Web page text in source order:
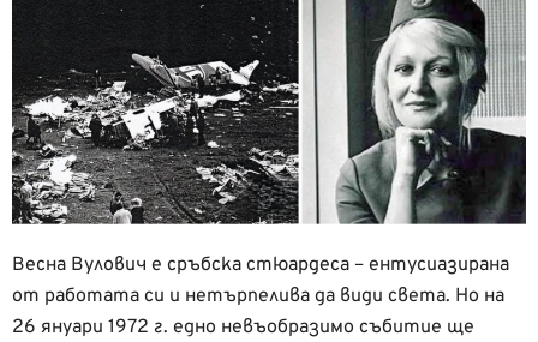
Весна Вулович е сръбска стюардеса – ентусиазирана
от работата си и нетърпелива да види света. Но на
26 януари 1972 г. едно невъобразимо събитие ще